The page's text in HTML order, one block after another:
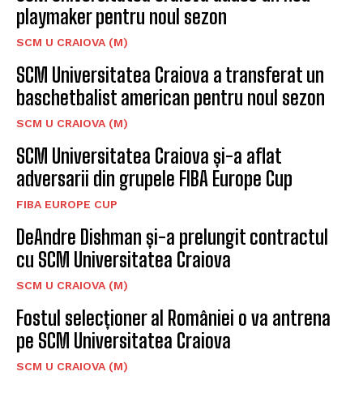
playmaker pentru noul sezon
SCM U CRAIOVA (M)
SCM Universitatea Craiova a transferat un
baschetbalist american pentru noul sezon
SCM U CRAIOVA (M)
SCM Universitatea Craiova și-a aflat
adversarii din grupele FIBA Europe Cup
FIBA EUROPE CUP
DeAndre Dishman și-a prelungit contractul
cu SCM Universitatea Craiova
SCM U CRAIOVA (M)
Fostul selecționer al României o va antrena
pe SCM Universitatea Craiova
SCM U CRAIOVA (M)